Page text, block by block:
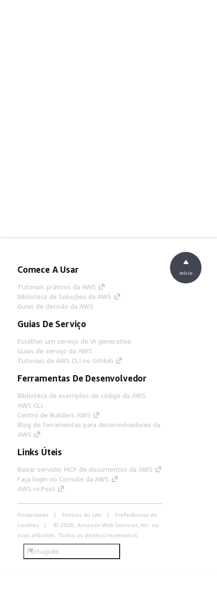
Comece A Usar
Tutoriais práticos da AWS
Biblioteca de Soluções da AWS
Guias de decisão da AWS
Guias De Serviço
Escolher um serviço de IA generativa
Guias de serviço da AWS
Tutoriais da AWS CLI no GitHub
Ferramentas De Desenvolvedor
Biblioteca de exemplos de código da AWS
AWS CLI
Centro de Builders AWS
Blog de ferramentas para desenvolvedores da
AWS
Links Úteis
Baixar servidor MCP de documentos da AWS
Faça login no Console da AWS
AWS re:Post
Privacidade Termos do site
Preferências de
cookies
© 2026, Amazon Web Services, Inc. ou
suas afiliadas. Todos os direitos reservados.
Português
início